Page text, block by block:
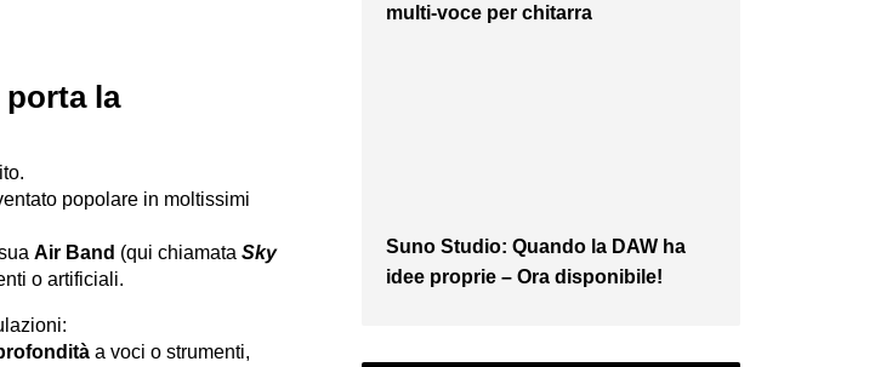
la
popolare in moltissimi
Air Band (qui chiamata Sky
o artificiali.
a voci o strumenti,
multi-voce per chitarra
Suno Studio: Quando la DAW ha
idee proprie – Ora disponibile!